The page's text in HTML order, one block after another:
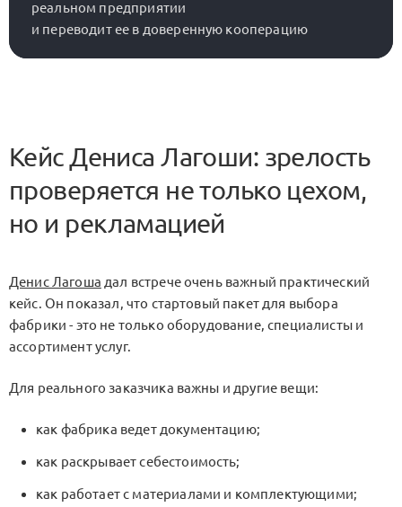
реальном предприятии
Кейс Дениса Лагоши: зрелость
проверяется не только цехом,
но и рекламацией
Денис Лагоша дал встрече очень важный практический
кейс. Он показал, что стартовый пакет для выбора
фабрики - это не только оборудование, специалисты и
ассортимент услуг.
Для реального заказчика важны и другие вещи:
как фабрика ведет документацию;
как раскрывает себестоимость;
как работает с материалами и комплектующими;